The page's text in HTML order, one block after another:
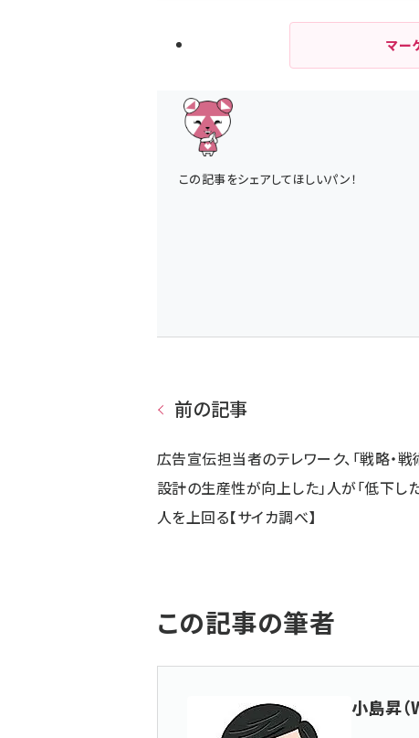
マー
この記事をシェアしてほしいパン！
前の記事
広告宣伝担当者のテレワーク、「戦略・戦
設計の生産性が向上した」人が「低下した
人を上回る【サイカ調べ】
この記事の筆者
小島昇（